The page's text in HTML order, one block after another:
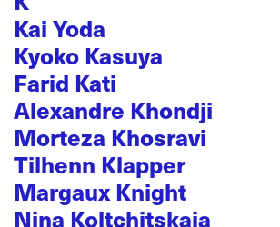
Kai Yoda
Kyoko Kasuya
Farid Kati
Alexandre Khondji
Morteza Khosravi
Tilhenn Klapper
Margaux Knight
Nina Koltchitskaia